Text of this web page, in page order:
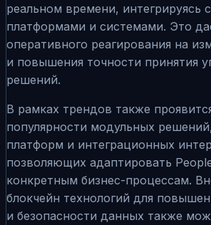
реальном времени, интегрируясь
платформами и системами. Это
оперативного реагирования на
и повышения точности принятия
решений.
В рамках трендов также
популярности модульных
платформ и интеграционных
позволяющих адаптировать
конкретным бизнес-процессам.
блокчейн технологий для
и безопасности данных также